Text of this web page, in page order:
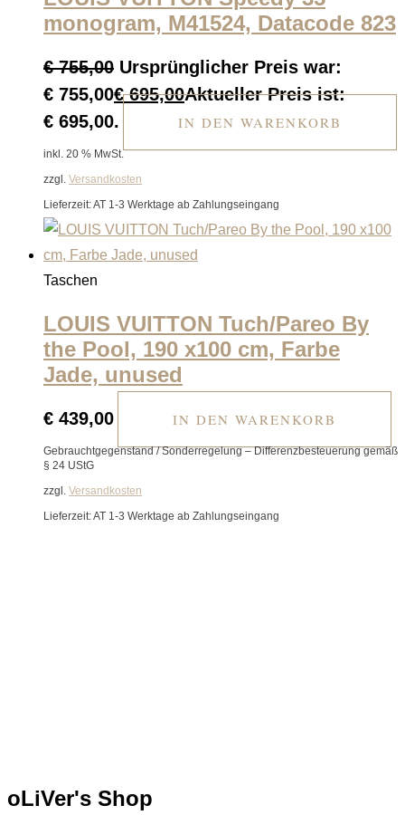
monogram, M41524, Datacode 823
€755,00 Ursprünglicher Preis war:
€ 755,00€695,00Aktueller Preis ist:
€ 695,00.
IN DEN WARENKORB
inkl. 20 % MwSt.
zzgl. Versandkosten
Lieferzeit:AT 1-3 Werktage ab Zahlungseingang
Taschen
LOUIS VUITTON Tuch/Pareo By
the Pool, 190 x100 cm, Farbe
Jade, unused
€ 439,00 IN DEN WARENKORB
Gebrauchtgegenstand / Sonderregelung – Differenzbesteuerung gemäß
§ 24 UStG
zzgl. Versandkosten
Lieferzeit:AT 1-3 Werktage ab Zahlungseingang
oLiVer's Shop